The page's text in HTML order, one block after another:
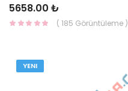
5658.00 ₺
( 185 Görüntüleme )
YENI